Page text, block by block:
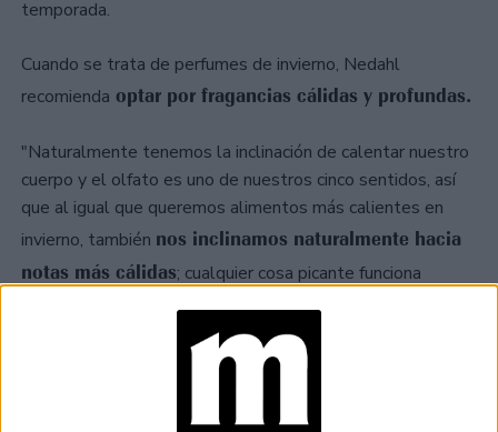
temporada.
Cuando se trata de perfumes de invierno, Nedahl
recomienda optar por fragancias cálidas y profundas.
"Naturalmente tenemos la inclinación de calentar nuestro
cuerpo y el olfato es uno de nuestros cinco sentidos, así
que al igual que queremos alimentos más calientes en
invierno, también nos inclinamos naturalmente hacia
notas más cálidas; cualquier cosa picante funciona
TAMBIÉN TE PUEDE INTERESAR
COMO SUS